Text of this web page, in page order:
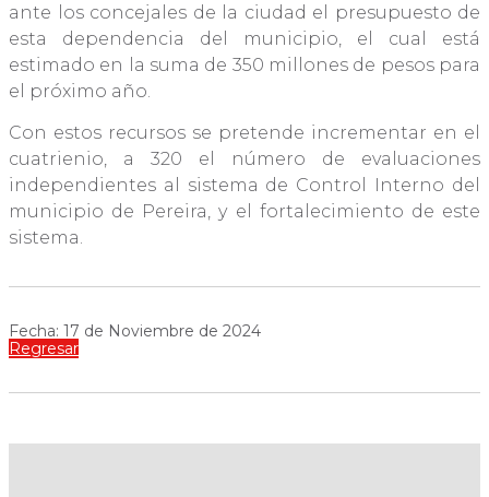
ante los concejales de la ciudad el presupuesto de
esta dependencia del municipio, el cual está
estimado en la suma de 350 millones de pesos para
el próximo año.
Con estos recursos se pretende incrementar en el
cuatrienio, a 320 el número de evaluaciones
independientes al sistema de Control Interno del
municipio de Pereira, y el fortalecimiento de este
sistema.
Fecha: 17 de Noviembre de 2024
Regresar